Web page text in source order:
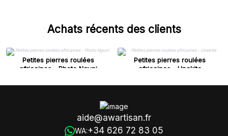
Achats récents des clients
Petites pierres roulées
africaines - Photo Nguni
Petites pierres roulées
africaines - Unakite
aide@awartisan.fr
WA:+34 626 72 83 05